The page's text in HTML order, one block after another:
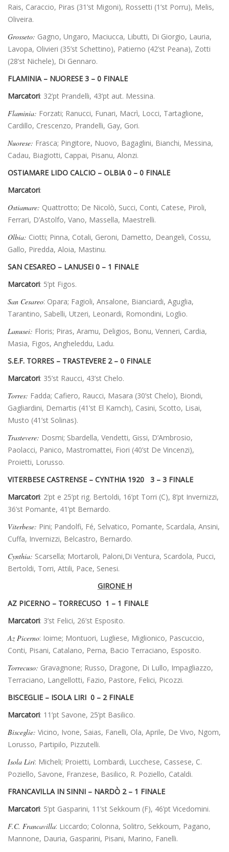
Rais, Caraccio, Piras (31’st Migoni), Rossetti (1’st Porru), Melis,
Oliveira.
Grosseto: Gagno, Ungaro, Maciucca, Libutti, Di Giorgio, Lauria,
Lavopa, Olivieri (35’st Schettino), Patierno (42’st Peana), Zotti
(28’st Nichele), Di Gennaro.
FLAMINIA – NUORESE 3 – 0 FINALE
Marcatori: 32’pt Prandelli, 43’pt aut. Messina.
Flaminia: Forzati; Ranucci, Funari, Macrì, Locci, Tartaglione,
Cardillo, Crescenzo, Prandelli, Gay, Gori.
Nuorese: Frasca; Pingitore, Nuovo, Bagaglini, Bianchi, Messina,
Cadau, Biagiotti, Cappai, Pisanu, Alonzi.
OSTIAMARE LIDO CALCIO – OLBIA 0 – 0 FINALE
Marcatori:
Ostiamare: Quattrotto; De Nicolò, Succi, Conti, Catese, Piroli,
Ferrari, D’Astolfo, Vano, Massella, Maestrelli.
Olbia: Ciotti; Pinna, Cotali, Geroni, Dametto, Deangeli, Cossu,
Gallo, Piredda, Aloia, Mastinu.
SAN CESAREO – LANUSEI 0 – 1 FINALE
Marcatori: 5’pt Figos.
San Cesareo: Opara; Fagioli, Ansalone, Bianciardi, Aguglia,
Tarantino, Sabelli, Utzeri, Leonardi, Romondini, Loglio.
Lanusei: Floris; Piras, Aramu, Deligios, Bonu, Venneri, Cardia,
Masia, Figos, Angheleddu, Ladu.
S.E.F. TORRES – TRASTEVERE 2 – 0 FINALE
Marcatori: 35’st Raucci, 43’st Chelo.
Torres: Fadda; Cafiero, Raucci, Masara (30’st Chelo), Biondi,
Gagliardini, Demartis (41’st El Kamch), Casini, Scotto, Lisai,
Musto (41’st Solinas).
Trastevere: Dosmi; Sbardella, Vendetti, Gissi, D’Ambrosio,
Paolacci, Panico, Mastromattei, Fiori (40’st De Vincenzi),
Proietti, Lorusso.
VITERBESE CASTRENSE – CYNTHIA 1920 3 – 3 FINALE
Marcatori: 2’pt e 25’pt rig. Bertoldi, 16’pt Torri (C), 8’pt Invernizzi,
36’st Pomante, 41’pt Bernardo.
Viterbese: Pini; Pandolfi, Fé, Selvatico, Pomante, Scardala, Ansini,
Cuffa, Invernizzi, Belcastro, Bernardo.
Cynthia: Scarsella; Mortaroli, Paloni,Di Ventura, Scardola, Pucci,
Bertoldi, Torri, Attili, Pace, Senesi.
GIRONE H
AZ PICERNO – TORRECUSO 1 – 1 FINALE
Marcatori: 3’st Felici, 26’st Esposito.
Az Picerno: Ioime; Montuori, Lugliese, Miglionico, Pascuccio,
Conti, Pisani, Catalano, Perna, Bacio Terraciano, Esposito.
Torrecuso: Gravagnone; Russo, Dragone, Di Lullo, Impagliazzo,
Terraciano, Langellotti, Fazio, Pastore, Felici, Picozzi.
BISCEGLIE – ISOLA LIRI 0 – 2 FINALE
Marcatori: 11’pt Savone, 25’pt Basilico.
Bisceglie: Vicino, Ivone, Saias, Fanelli, Ola, Aprile, De Vivo, Ngom,
Lorusso, Partipilo, Pizzutelli.
Isola Liri: Micheli; Proietti, Lombardi, Lucchese, Cassese, C.
Poziello, Savone, Franzese, Basilico, R. Poziello, Cataldi.
FRANCAVILLA IN SINNI – NARDÒ 2 – 1 FINALE
Marcatori: 5’pt Gasparini, 11’st Sekkoum (F), 46’pt Vicedomini.
F.C. Francavilla: Liccardo; Colonna, Solitro, Sekkoum, Pagano,
Mannone, Dauria, Gasparini, Pisani, Marino, Fanelli.